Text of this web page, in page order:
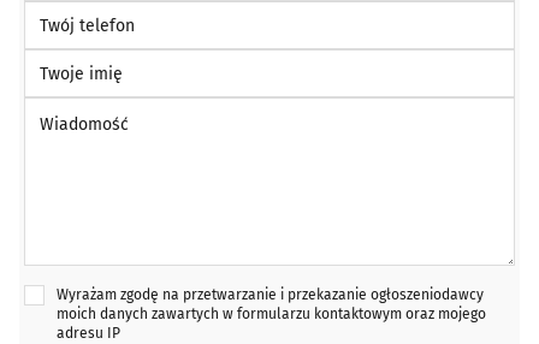
Twój telefon
Twoje imię
Wyrażam zgodę na przetwarzanie i przekazanie ogłoszeniodawcy
moich danych zawartych w formularzu kontaktowym oraz mojego
adresu IP